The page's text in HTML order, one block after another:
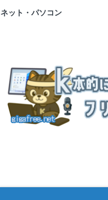
ネット・パソコン